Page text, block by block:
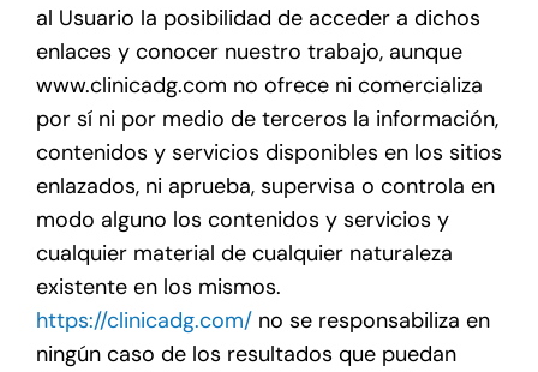
al Usuario la posibilidad de acceder a dichos
enlaces y conocer nuestro trabajo, aunque
www.clinicadg.com no ofrece ni comercializa
por sí ni por medio de terceros la información,
contenidos y servicios disponibles en los sitios
enlazados, ni aprueba, supervisa o controla en
modo alguno los contenidos y servicios y
cualquier material de cualquier naturaleza
existente en los mismos.
https://clinicadg.com/ no se responsabiliza en
ningún caso de los resultados que puedan